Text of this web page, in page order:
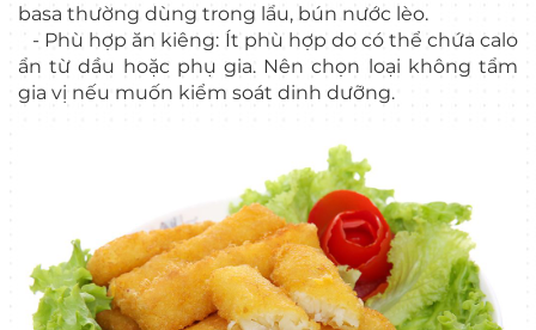
basa thường dùng trong lẩu, bún nước lèo.
- Phù hợp ăn kiêng: Ít phù hợp do có thể chứa calo
ẩn từ dầu hoặc phụ gia. Nên chọn loại không tẩm
gia vị nếu muốn kiểm soát dinh dưỡng.